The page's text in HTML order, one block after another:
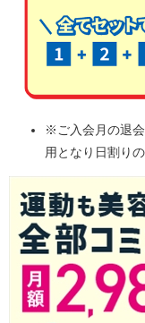
※ご入会月の退
用となり日割り